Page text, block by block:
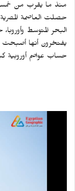
حصلت العاصمة
البحر المتوسط
يفتخرون أنها أصبحت
حساب عواصم أوروبية